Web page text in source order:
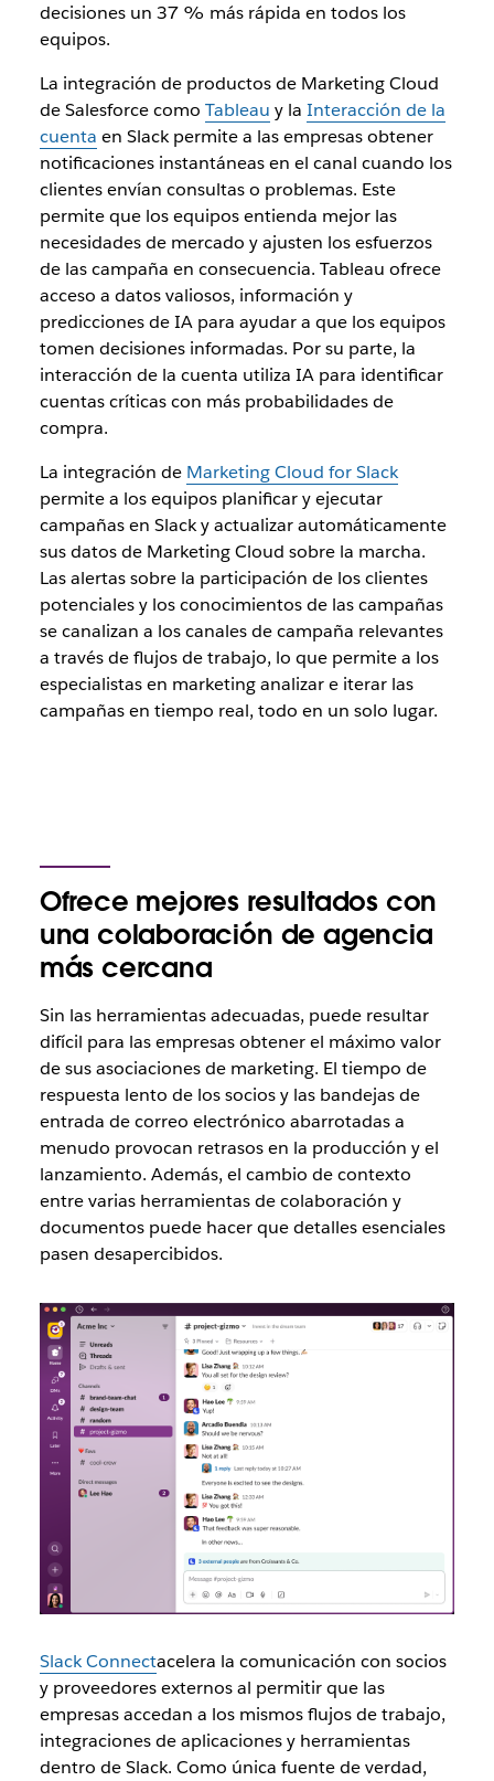
decisiones un 37 % más rápida en todos los
equipos.
La integración de productos de Marketing Cloud
de Salesforce como Tableau y la Interacción de la
cuenta en Slack permite a las empresas obtener
notificaciones instantáneas en el canal cuando los
clientes envían consultas o problemas. Este
permite que los equipos entienda mejor las
necesidades de mercado y ajusten los esfuerzos
de las campaña en consecuencia. Tableau ofrece
acceso a datos valiosos, información y
predicciones de IA para ayudar a que los equipos
tomen decisiones informadas. Por su parte, la
interacción de la cuenta utiliza IA para identificar
cuentas críticas con más probabilidades de
compra.
La integración de Marketing Cloud for Slack
permite a los equipos planificar y ejecutar
campañas en Slack y actualizar automáticamente
sus datos de Marketing Cloud sobre la marcha.
Las alertas sobre la participación de los clientes
potenciales y los conocimientos de las campañas
se canalizan a los canales de campaña relevantes
a través de flujos de trabajo, lo que permite a los
especialistas en marketing analizar e iterar las
campañas en tiempo real, todo en un solo lugar.
Ofrece mejores resultados con
una colaboración de agencia
más cercana
Sin las herramientas adecuadas, puede resultar
difícil para las empresas obtener el máximo valor
de sus asociaciones de marketing. El tiempo de
respuesta lento de los socios y las bandejas de
entrada de correo electrónico abarrotadas a
menudo provocan retrasos en la producción y el
lanzamiento. Además, el cambio de contexto
entre varias herramientas de colaboración y
documentos puede hacer que detalles esenciales
pasen desapercibidos.
Slack Connectacelera la comunicación con socios
y proveedores externos al permitir que las
empresas accedan a los mismos flujos de trabajo,
integraciones de aplicaciones y herramientas
dentro de Slack. Como única fuente de verdad,